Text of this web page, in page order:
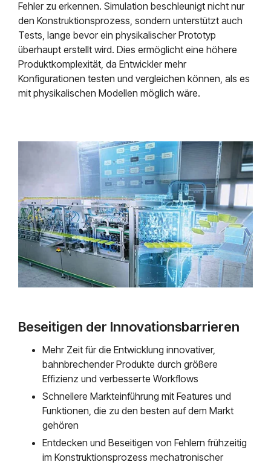
Fehler zu erkennen. Simulation beschleunigt nicht nur
den Konstruktionsprozess, sondern unterstützt auch
Tests, lange bevor ein physikalischer Prototyp
überhaupt erstellt wird. Dies ermöglicht eine höhere
Produktkomplexität, da Entwickler mehr
Konfigurationen testen und vergleichen können, als es
mit physikalischen Modellen möglich wäre.
Beseitigen der Innovationsbarrieren
Mehr Zeit für die Entwicklung innovativer,
bahnbrechender Produkte durch größere
Effizienz und verbesserte Workflows
Schnellere Markteinführung mit Features und
Funktionen, die zu den besten auf dem Markt
gehören
Entdecken und Beseitigen von Fehlern frühzeitig
im Konstruktionsprozess mechatronischer